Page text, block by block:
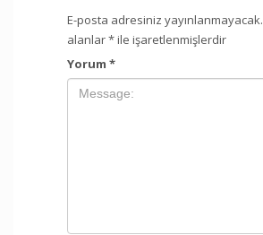
E-posta adresiniz yayınlanmayacak.
alanlar*ile işaretlenmişlerdir
Yorum *